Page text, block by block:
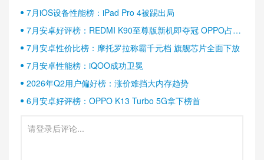
7月iOS设备性能榜：iPad Pro 4被踢出局
7月安卓好评榜：REDMI K90至尊版新机即夺冠 OPPO占据
半壁江山
7月安卓性价比榜：摩托罗拉称霸千元档 旗舰芯片全面下放
7月安卓性能榜：iQOO成功卫冕
2026年Q2用户偏好榜：涨价难挡大内存趋势
6月安卓好评榜：OPPO K13 Turbo 5G拿下榜首